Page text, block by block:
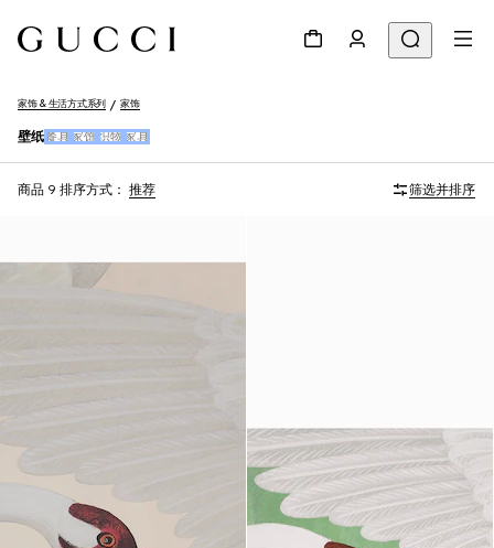
家饰 & 生活方式系列 家饰
壁纸 餐具 家饰 织物 家具
商品 9 排序方式： 推荐 筛选并排序